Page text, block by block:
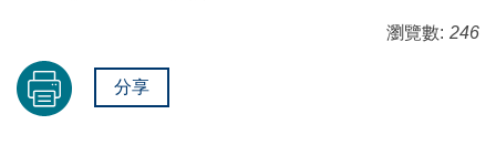
瀏覽數: 246
分享